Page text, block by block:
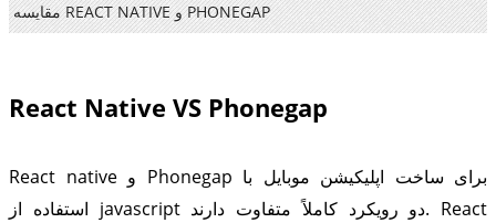
مقایسه REACT NATIVE و PHONEGAP
React Native VS Phonegap
React native و Phonegap برای ساخت اپلیکیشن موبایل با
استفاده از javascript دو رویکرد کاملاً متفاوت دارند. React